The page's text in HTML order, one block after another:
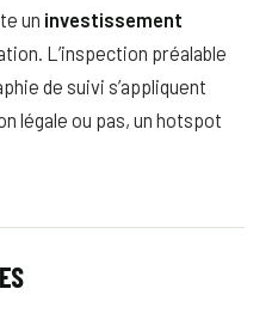
un investissement
L’inspection préalable
de suivi s’appliquent
légale ou pas, un hotspot